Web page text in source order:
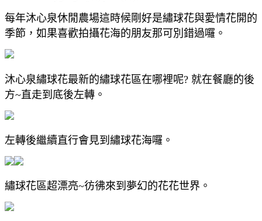
每年沐心泉休閒農場這時候剛好是繡球花與愛情花開的
季節，如果喜歡拍攝花海的朋友那可別錯過囉。
沐心泉繡球花最新的繡球花區在哪裡呢? 就在餐廳的後
方~直走到底後左轉。
左轉後繼續直行會見到繡球花海囉。
繡球花區超漂亮~彷彿來到夢幻的花花世界。